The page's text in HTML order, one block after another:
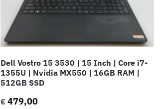
Dell Vostro 15 3530 | 15 Inch | Core i7-
1355U | Nvidia MX550 | 16GB RAM |
512GB SSD
€479,00